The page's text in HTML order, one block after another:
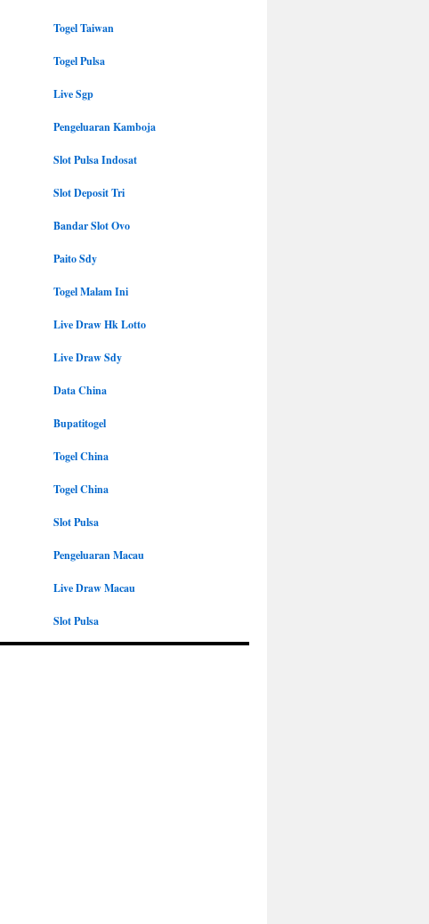
Togel Taiwan
Togel Pulsa
Live Sgp
Pengeluaran Kamboja
Slot Pulsa Indosat
Slot Deposit Tri
Bandar Slot Ovo
Paito Sdy
Togel Malam Ini
Live Draw Hk Lotto
Live Draw Sdy
Data China
Bupatitogel
Togel China
Togel China
Slot Pulsa
Pengeluaran Macau
Live Draw Macau
Slot Pulsa